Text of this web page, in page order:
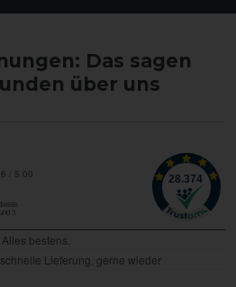
Das sagen
über uns